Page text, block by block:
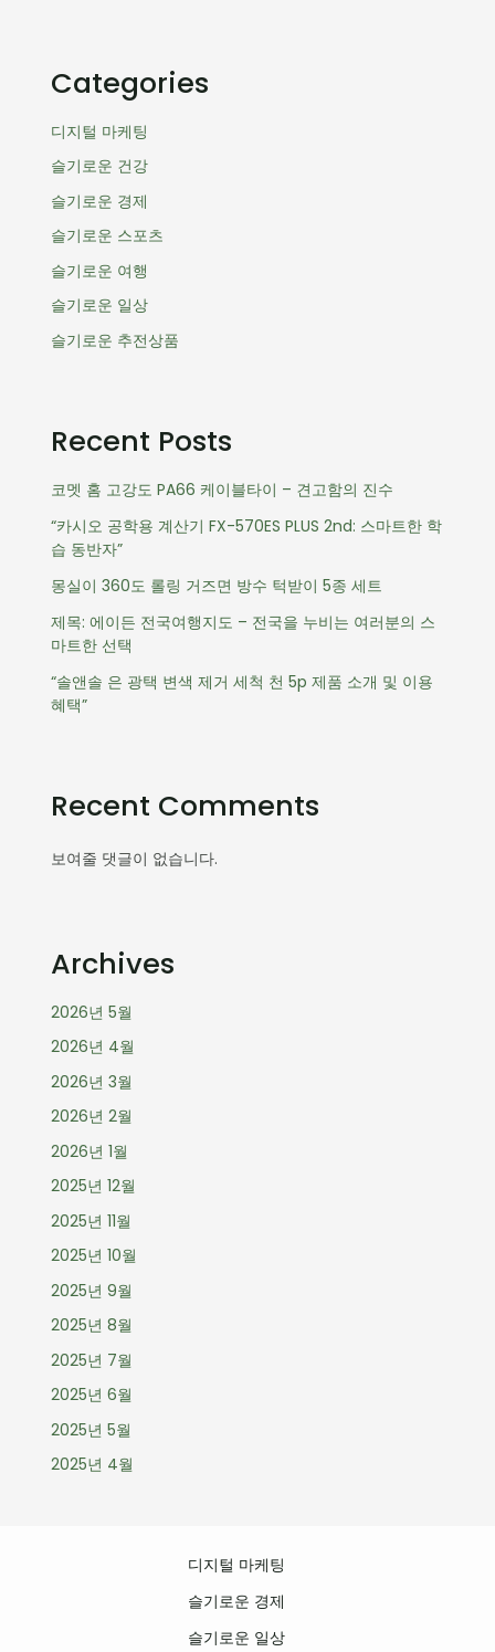
Categories
디지털 마케팅
슬기로운 건강
슬기로운 경제
슬기로운 스포츠
슬기로운 여행
슬기로운 일상
슬기로운 추전상품
Recent Posts
코멧 홈 고강도 PA66 케이블타이 – 견고함의 진수
“카시오 공학용 계산기 FX-570ES PLUS 2nd: 스마트한 학
습 동반자”
몽실이 360도 롤링 거즈면 방수 턱받이 5종 세트
제목: 에이든 전국여행지도 – 전국을 누비는 여러분의 스
마트한 선택
“솔앤솔 은 광택 변색 제거 세척 천 5p 제품 소개 및 이용
혜택”
Recent Comments
보여줄 댓글이 없습니다.
Archives
2026년 5월
2026년 4월
2026년 3월
2026년 2월
2026년 1월
2025년 12월
2025년 11월
2025년 10월
2025년 9월
2025년 8월
2025년 7월
2025년 6월
2025년 5월
2025년 4월
디지털 마케팅
슬기로운 경제
슬기로운 일상